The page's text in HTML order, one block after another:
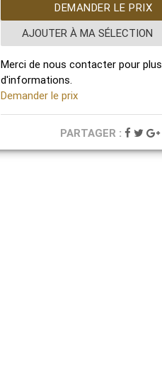
DEMANDER LE PRIX
AJOUTER À MA SÉLECTION
Merci de nous contacter pour plus
d'informations.
Demander le prix
PARTAGER :